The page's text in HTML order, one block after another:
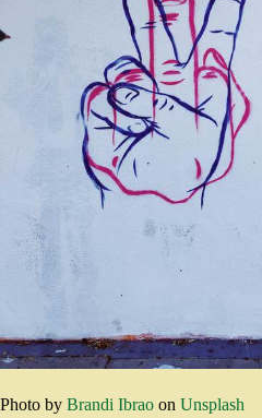
Photo by Brandi Ibrao on Unsplash